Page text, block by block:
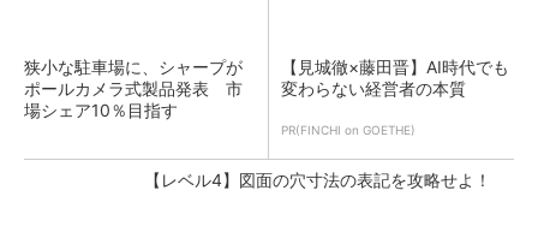
狭小な駐車場に、シャープが
ポールカメラ式製品発表 市
場シェア10％目指す
【見城徹×藤田晋】AI時代でも
変わらない経営者の本質
PR(FINCHI on GOETHE)
【レベル4】図面の穴寸法の表記を攻略せよ！